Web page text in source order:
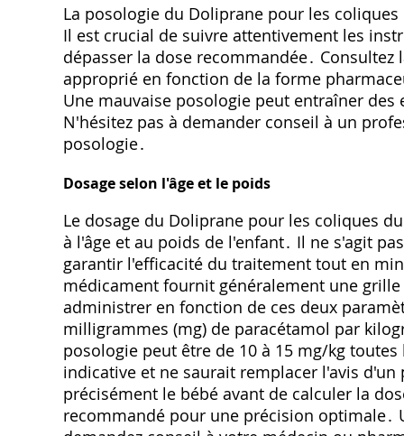
La posologie du Doliprane pour les
Il est crucial de suivre attentivement les
dépasser la dose recommandée․
approprié en fonction de la forme
Une mauvaise posologie peut entraîner
N'hésitez pas à demander conseil à un
posologie․
Dosage selon l'âge et le poids
Le dosage du Doliprane pour les coliques
à l'âge et au poids de l'enfant․ Il ne s'agit
garantir l'efficacité du traitement tout en
médicament fournit généralement une
administrer en fonction de ces deux
milligrammes (mg) de paracétamol par
posologie peut être de 10 à 15 mg/kg
indicative et ne saurait remplacer l'avis
précisément le bébé avant de calculer la
recommandé pour une précision optimale․